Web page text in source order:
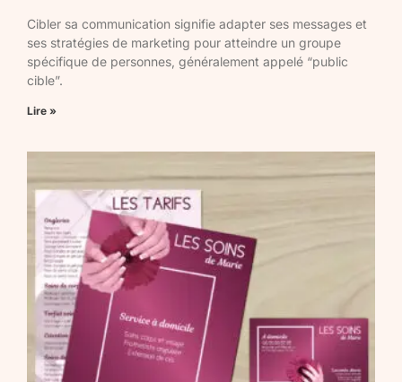
Cibler sa communication signifie adapter ses messages et
ses stratégies de marketing pour atteindre un groupe
spécifique de personnes, généralement appelé “public
cible”.
Lire »